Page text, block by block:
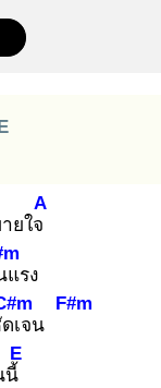
ยใจ
A
แรง
เจน
F#m
นี้
E